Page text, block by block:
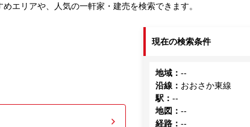
エリアや、人気の一軒家・建売を検索できます。
現在の検索条件
地域 ：--
沿線 ： おおさか東線
駅 ：--
地図 ：--
経路 ：--